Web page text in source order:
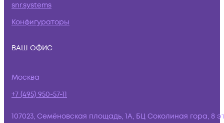
snr.systems
Конфигураторы
ВАШ ОФИС
Москва
+7 (495) 950-57-11
107023, Семёновская площадь, 1А, БЦ Соколиная гора, 8